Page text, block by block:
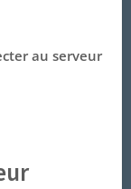
au serveur